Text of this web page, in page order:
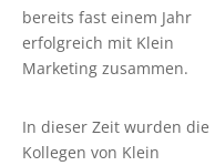
bereits fast einem Jahr
erfolgreich mit Klein
Marketing zusammen.
In dieser Zeit wurden die
Kollegen von Klein